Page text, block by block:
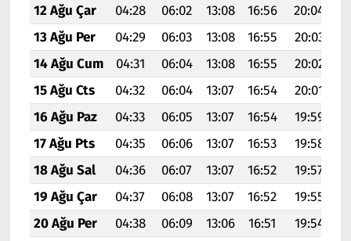
12 Ağu Çar
04:28 06:02 13:08 16:56 20:04
13 Ağu Per
04:29 06:03 13:08 16:55 20:03
14 Ağu Cum
04:31 06:04 13:08 16:55 20:02
15 Ağu Cts
04:32 06:04 13:07 16:54 20:01
16 Ağu Paz
04:33 06:05 13:07 16:54 19:59
17 Ağu Pts
04:35 06:06 13:07 16:53 19:58
18 Ağu Sal
04:36 06:07 13:07 16:52 19:57
19 Ağu Çar
04:37 06:08 13:07 16:52 19:55
20 Ağu Per
04:38 06:09 13:06 16:51 19:54